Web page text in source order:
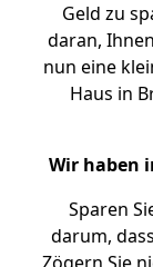
Geld zu
daran,
nun eine
Haus in
Wir haben
Sparen
darum,